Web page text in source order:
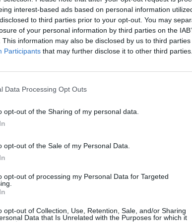
interest-based ads based on personal information
to third parties prior to your opt-out. You may
of your personal information by third parties on the
This information may also be disclosed by us to third
Participants that may further disclose it to other third parties.
Data Processing Opt Outs
opt-out of the Sharing of my personal data.
opt-out of the Sale of my Personal Data.
opt-out of processing my Personal Data for Targeted
opt-out of Collection, Use, Retention, Sale, and/or Sharing
Data that Is Unrelated with the Purposes for which it
da te”.
memoria": cosa ricorda
Autonomia
anche Antonello Caporale, giornalista de